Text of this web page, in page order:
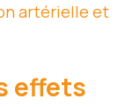
artérielle et
effets